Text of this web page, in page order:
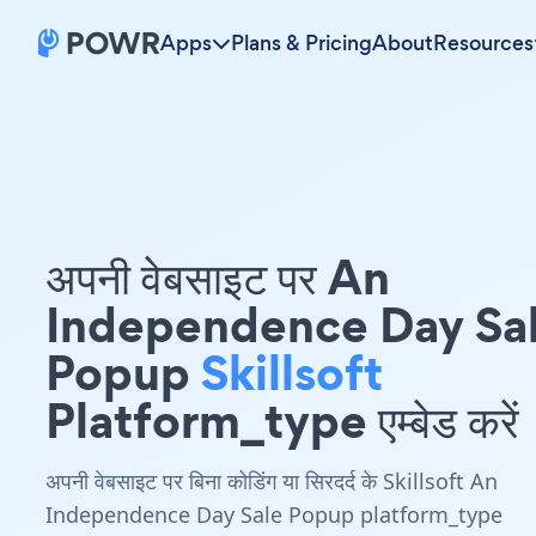
Apps Plans & PricingAboutResources
अपनी वेबसाइट पर An
Independence Day
PopupSkillsoft
Platform_type एम्बेड करें
अपनी वेबसाइट पर बिना कोडिंग या सिरदर्द के Skillsoft An
Independence Day Sale Popup platform_type